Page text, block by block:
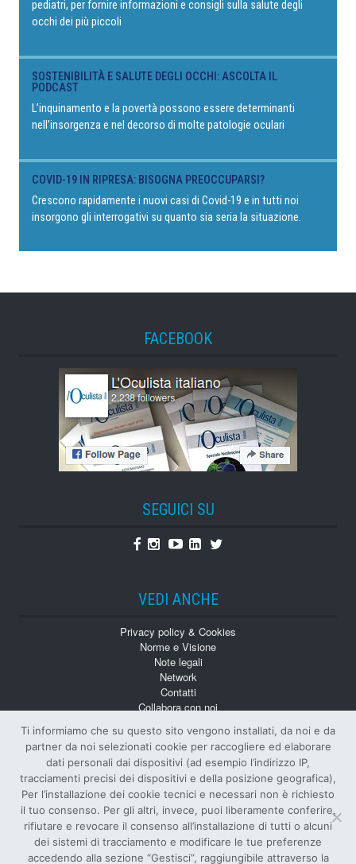
pediatri, per fornire informazioni e consigli sulla salute degli
occhi dei più piccoli
SOSTENIBILITÀ E SALUTE DEGLI OCCHI: ASCOLTA IL
PODCAST
L’inquinamento e la povertà possono essere determinanti
nell’insorgenza e nel decorso di molte patologie oculari
COVID-19 IN RIPRESA: BISOGNA PREOCCUPARSI?
Crescono rapidamente i nuovi casi di Covid-19 e in tutti noi
insorgono gli interrogativi su quanto sia seria la situazione.
FACEBOOK
SEGUICI SU
Facebook
Instagram
YoutubeLinkedin
Twitter
VEDI ANCHE
Privacy policy & Cookies
Norme e Visione
Note legali
Network
Contatti
Collabora con noi
Numeri Arretrati
© Tutti i diritti riservati
Ti informiamo che su questo sito vengono installati, da noi e da
partner da noi selezionati cookie per raccogliere ed elaborare
dati personali dai dispositivi (ad esempio l’indirizzo IP,
tracciamenti precisi dei dispositivi e della posizione geografica),
Per l’installazione dei cookie tecnici e necessari non è richiesto
il tuo consenso. Per gli altri, invece, puoi liberamente conferire,
rifiutare e revocare il consenso all’installazione di tutti o alcuni
dei sistemi di tracciamento e modificare le tue preferenze
accedendo alla sezione “Gestisci”, raggiungibile attraverso la